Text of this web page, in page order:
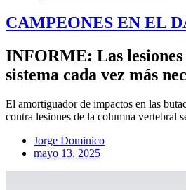
CAMPEONES EN EL
INFORME: Las
sistema cada vez más
El amortiguador de impactos en las
contra lesiones de la columna vertebral
Jorge Dominico
mayo 13, 2025